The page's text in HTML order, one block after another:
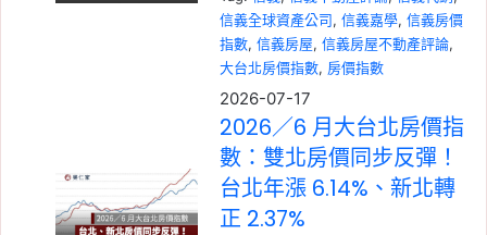
信義全球資產公司, 信義嘉學, 信義房價
指數, 信義房屋, 信義房屋不動產評論
大台北房價指數, 房價指數
2026-07-17
2026／6 月大台北房價指
數：雙北房價同步反彈！
台北年漲 6.14%、新北轉
正 2.37%